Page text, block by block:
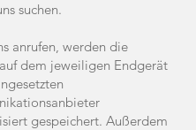
suchen.
anrufen, werden die
dem jeweiligen Endgerät
gespeichert. Außerdem